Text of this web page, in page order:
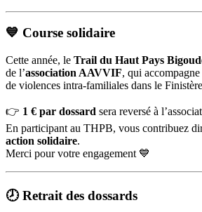
💙 Course solidaire
Cette année, le Trail du Haut Pays
de l’association AAVVIF, qui
de violences intra-familiales dans le
👉 1 € par dossard sera reversé à
En participant au THPB, vous contribuez
action solidaire.
Merci pour votre engagement 💙
🕗Retrait des dossards